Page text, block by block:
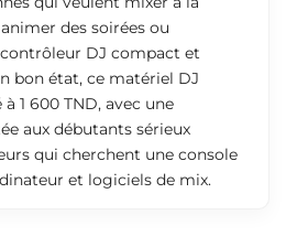
des soirées ou
DJ compact et
bon état, ce matériel DJ
1 600 TND, avec une
aux débutants sérieux
qui cherchent une console
et logiciels de mix.